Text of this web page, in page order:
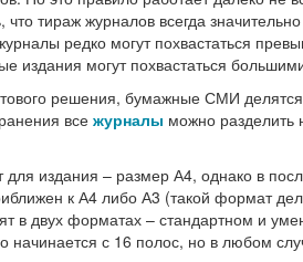
что тираж журналов всегда
редко могут похвастаться
издания могут похвастаться
решения, бумажные СМИ
всежурналы можно разделить
издания – размер А4, однако в
к А4 либо А3 (такой формат
в двух форматах – стандартном и
начинается с 16 полос, но в любом